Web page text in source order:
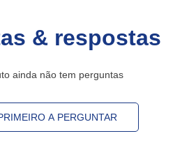
& respostas
ainda não tem perguntas
A PERGUNTAR